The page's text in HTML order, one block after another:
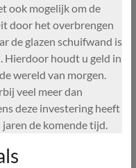
ook mogelijk om de
door het overbrengen
de glazen schuifwand is
Hierdoor houdt u geld in
wereld van morgen.
veel meer dan
deze investering heeft
de komende tijd.